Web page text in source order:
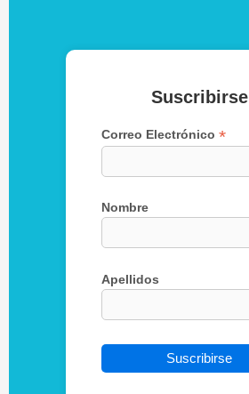
Suscribirse
Correo Electrónico *
Nombre
Apellidos